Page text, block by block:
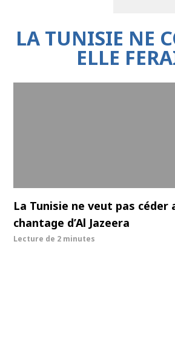
LA TUNISIE NE
ELLE
La Tunisie ne veut pas céder
chantage d’Al Jazeera
Lecture de 2 minutes